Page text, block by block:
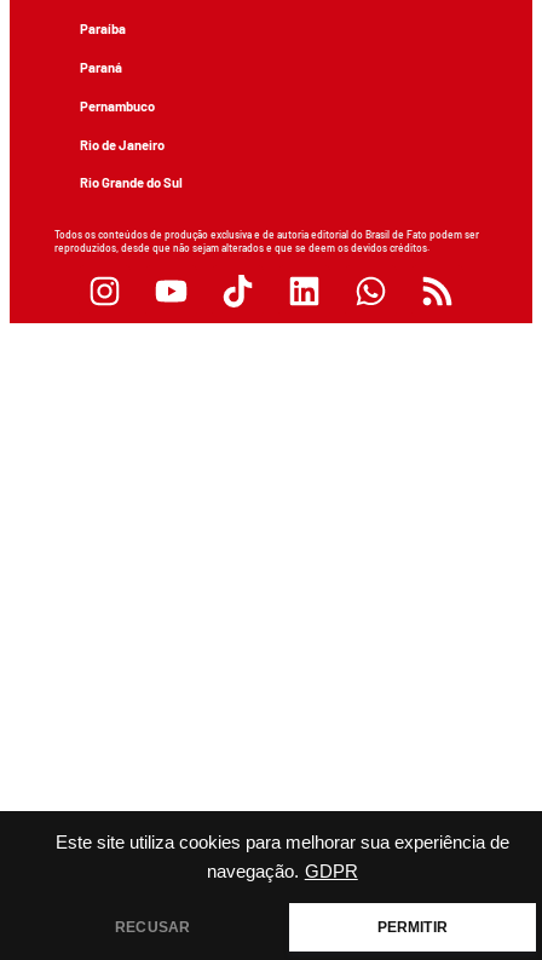
Este site utiliza cookies para melhorar sua experiência de
navegação. GDPR
RECUSAR PERMITIR
Paraíba
Paraná
Pernambuco
Rio de Janeiro
Rio Grande do Sul
Todos os conteúdos de produção exclusiva e de autoria editorial do Brasil de Fato podem ser
reproduzidos, desde que não sejam alterados e que se deem os devidos créditos.